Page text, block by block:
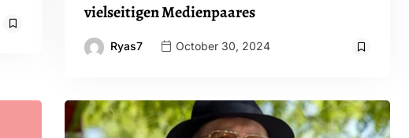
vielseitigen Medienpaares
Ryas7 October 30, 2024